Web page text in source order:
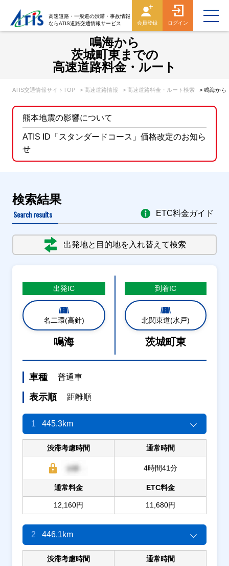
高速道路・一般道の渋滞・事故情報
ならATIS道路交通情報サービス
会員登録 ログイン
鳴海から
茨城町東までの
高速道路料金・ルート
ATIS交通情報サイトTOP > 高速道路情報 > 高速道路料金・ルート検索 > 鳴海から
熊本地震の影響について
ATIS ID「スタンダードコース」価格改定のお知ら
せ
検索結果
Search results
出発地と目的地を入れ替えて検索
ETC料金ガイド
出発IC
名二環(高針)
鳴海
到着IC
北関東道(水戸)
茨城町東
車種 普通車
表示順 距離順
1 445.3km
渋滞考慮時間 通常時間
4時間41分
通常料金
12,160円
ETC料金
11,680円
2 446.1km
渋滞考慮時間 通常時間